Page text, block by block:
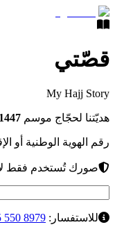
قصّتي
My Hajj Story
هديّتنا لحجّاج موسم 1447هـ
رقم الهوية الوطنية أو
صورك تُستخدم فقط
للاستفسار: 550 8979